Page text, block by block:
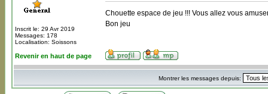
Inscrit le: 29 Avr 2019
Messages: 178
Localisation: Soissons
Chouette espace de jeu !!! Vous allez vous
Bon jeu
Revenir en haut de page
Montrer les messages depuis: